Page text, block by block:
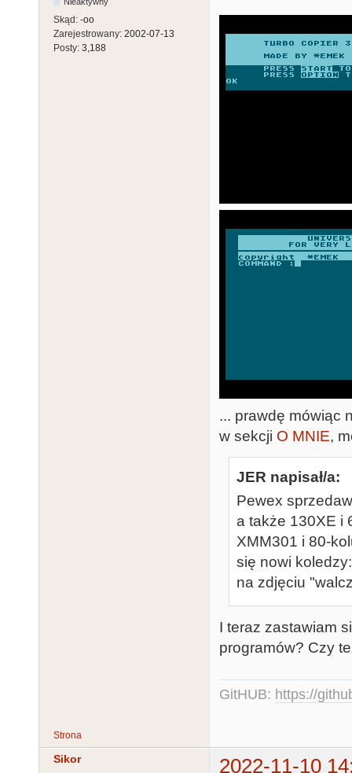
Skąd: -oo
Zarejestrowany: 2002-07-13
Posty: 3,188
... prawdę mówiąc
w sekcji O MNIE,
JER napisał/a:
Pewex
a także 130XE i
XMM301 i 80-
się nowi
na zdjęciu
I teraz zastawiam
programów? Czy
GitHUB: https://
Strona
Sikor 2022-11-10